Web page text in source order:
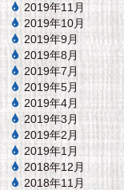
2019年11月
2019年10月
2019年9月
2019年8月
2019年7月
2019年5月
2019年4月
2019年3月
2019年2月
2019年1月
2018年12月
2018年11月